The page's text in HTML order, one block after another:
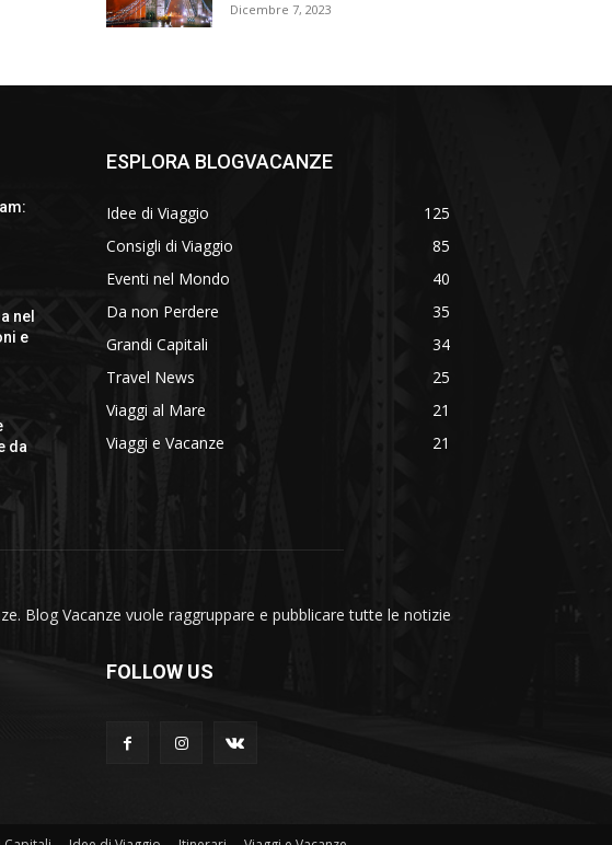
Dicembre 7, 2023
nel
e
da
ESPLORA BLOGVACANZE
Idee di Viaggio
125
Consigli di Viaggio
85
Eventi nel Mondo
40
Da non Perdere
35
Grandi Capitali
34
Travel News
25
Viaggi al Mare
21
Viaggi e Vacanze
21
Blog Vacanze vuole raggruppare e pubblicare tutte le notizie
FOLLOW US